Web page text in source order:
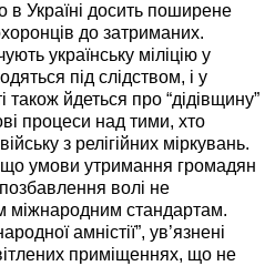
в Україні досить поширене
до затриманих.
українську міліцію у
під слідством, і у
також йдеться про “дідівщину”
процеси над тими, хто
з релігійних міркувань.
що умови утримання громадян
волі не
міжнародним стандартам.
амністії”, ув’язнені
приміщеннях, що не